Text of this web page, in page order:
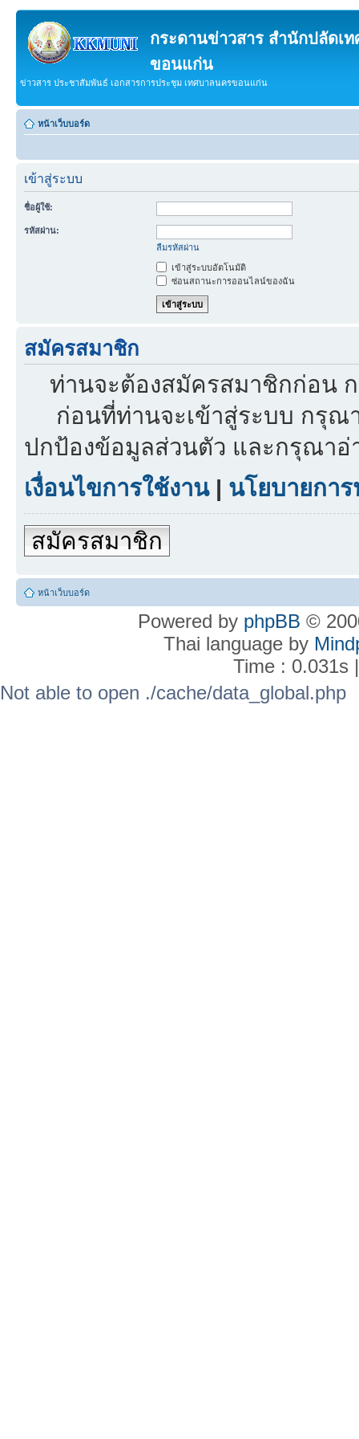
กระดานข่าวสาร สำนักปลัดเ
ขอนแก่น
ข่าวสาร ประชาสัมพันธ์ เอกสารการประชุม เทศบาลนครขอนแก่น
หน้าเว็บบอร์ด
เข้าสู่ระบบ
ชื่อผู้ใช้:
รหัสผ่าน:
ลืมรหัสผ่าน
เข้าสู่ระบบอัตโนมัติ
ซ่อนสถานะการออนไลน์ของฉัน
สมัครสมาชิก
ท่านจะต้องสมัครสมาชิกก่อน ก
ก่อนที่ท่านจะเข้าสู่ระบบ กรุณา
ปกป้องข้อมูลส่วนตัว และกรุณา
เงื่อนไขการใช้งาน| นโยบายกา
สมัครสมาชิก
หน้าเว็บบอร์ด
Powered by phpBB ©
Thai language by
Time : 0.031s
Not able to open ./cache/data_global.php